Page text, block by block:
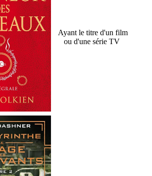
Ayant le titre d'un film
ou d'une série TV